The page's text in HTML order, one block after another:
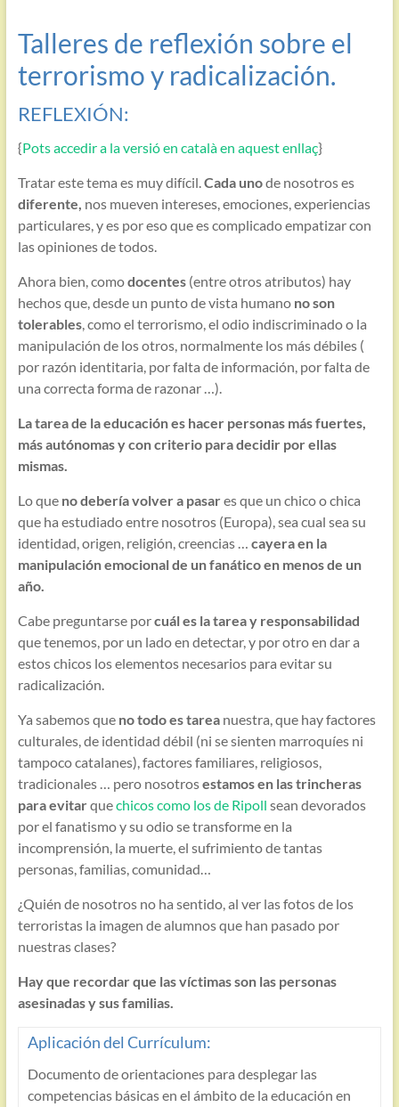
Talleres de reflexión sobre el
terrorismo y radicalización.
REFLEXIÓN:
{Pots accedir a la versió en català en aquest enllaç}
Tratar este tema es muy difícil.Cada unode nosotros es
diferente, nos mueven intereses, emociones, experiencias
particulares, y es por eso que es complicado empatizar con
las opiniones de todos.
Ahora bien, comodocentes(entre otros atributos) hay
hechos que, desde un punto de vista humano no son
tolerables, como el terrorismo, el odio indiscriminado o la
manipulación de los otros, normalmente los más débiles (
por razón identitaria, por falta de información, por falta de
una correcta forma de razonar …).
La tarea de la educación es hacer personas más fuertes,
más autónomas y con criterio para decidir por ellas
mismas.
Lo que no debería volver a pasares que un chico o chica
que ha estudiado entre nosotros (Europa), sea cual sea su
identidad, origen, religión, creencias … cayera en la
manipulación emocional de un fanático en menos de un
año.
Cabe preguntarse porcuál es la tarea y responsabilidad
que tenemos, por un lado en detectar, y por otro en dar a
estos chicos los elementos necesarios para evitar su
radicalización.
Ya sabemos que no todo es tarea nuestra, que hay factores
culturales, de identidad débil (ni se sienten marroquíes ni
tampoco catalanes), factores familiares, religiosos,
tradicionales … pero nosotrosestamos en las trincheras
para evitarquechicos como los de Ripoll sean devorados
por el fanatismo y su odio se transforme en la
incomprensión, la muerte, el sufrimiento de tantas
personas, familias, comunidad…
¿Quién de nosotros no ha sentido, al ver las fotos de los
terroristas la imagen de alumnos que han pasado por
nuestras clases?
Hay que recordar que las víctimas son las personas
asesinadas y sus familias.
Aplicación del Currículum:
Documento de orientaciones para desplegar las
competencias básicas en el ámbito de la educación en